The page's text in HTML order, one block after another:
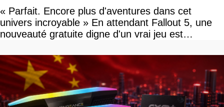
« Parfait. Encore plus d'aventures dans cet
univers incroyable » En attendant Fallout 5, une
nouveauté gratuite digne d'un vrai jeu est